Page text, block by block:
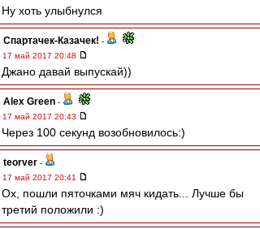
Ну хоть улыбнулся
Спартачек-Казачек! -
17 май 2017 20:48
Джано давай выпускай))
Alex Green -
17 май 2017 20:43
Через 100 секунд возобновилось:)
teorver -
17 май 2017 20:41
Ох, пошли пяточками мяч кидать... Лучше бы
третий положили :)